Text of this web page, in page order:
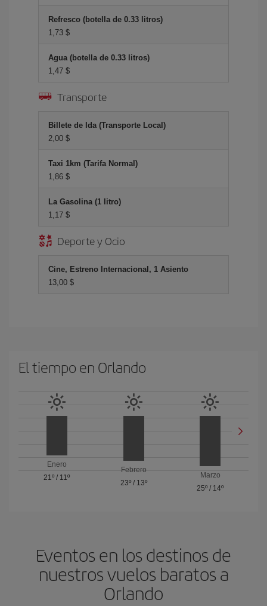
Refresco (botella de 0.33 litros)
1,73 $
Agua (botella de 0.33 litros)
1,47 $
Transporte
Billete de Ida (Transporte Local)
2,00 $
Taxi 1km (Tarifa Normal)
1,86 $
La Gasolina (1 litro)
1,17 $
Deporte y Ocio
Cine, Estreno Internacional, 1 Asiento
13,00 $
El tiempo en Orlando
Enero
21º / 11º
Febrero
23º/ 13º
Marzo
25º / 14º
Eventos en los destinos de
nuestros vuelos baratos a
Orlando